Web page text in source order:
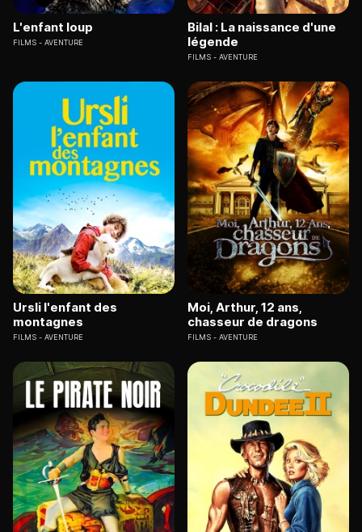
L'enfant loup
FILMS AVENTURE
Bilal : La naissance d'une
légende
FILMS AVENTURE
Ursli l'enfant des
montagnes
FILMS AVENTURE
Moi, Arthur, 12 ans,
chasseur de dragons
FILMS AVENTURE